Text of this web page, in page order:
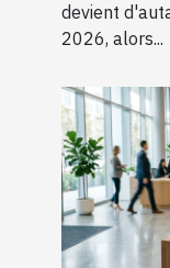
devient
2026, alors...